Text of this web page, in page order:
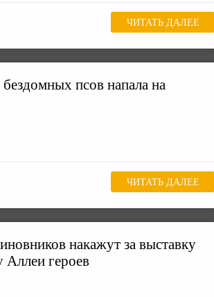
ЧИТАТЬ ДАЛЕЕ
псов напала на
ЧИТАТЬ ДАЛЕЕ
накажут за выставку
Аллеи героев